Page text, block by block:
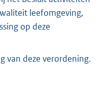
leefomgeving,
op deze
van deze verordening.